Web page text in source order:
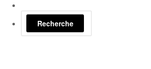
Recherche